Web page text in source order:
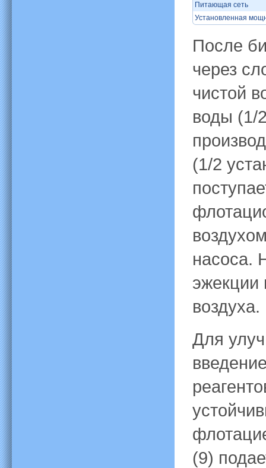
Питающая сеть
Установленная
После
через
чистой
воды (1/
(1/2
насоса.
эжекции
воздуха.
Для
(9)